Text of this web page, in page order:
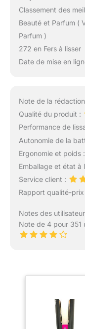
Classement des
Beauté et Parfum (
Parfum )
272 en Fers à lisser
Date de mise en
Note de la
Qualité du produit :
Performance de
Autonomie de la
Ergonomie et poids :
Emballage et état à
Service client :
Rapport qualité-prix
Notes des
Note de 4 pour 351